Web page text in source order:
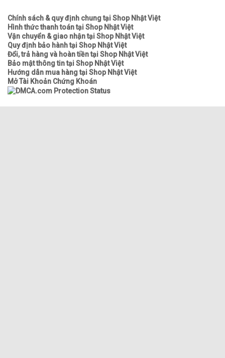
Chính sách & quy định chung tại Shop Nhật Việt
Hình thức thanh toán tại Shop Nhật Việt
Vận chuyển & giao nhận tại Shop Nhật Việt
Quy định bảo hành tại Shop Nhật Việt
Đổi, trả hàng và hoàn tiền tại Shop Nhật Việt
Bảo mật thông tin tại Shop Nhật Việt
Hướng dẫn mua hàng tại Shop Nhật Việt
Mở Tài Khoản Chứng Khoán